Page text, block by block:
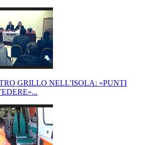
GRILLO NELL'ISOLA: «PUNTI